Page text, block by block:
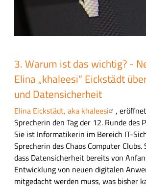
3. Warum ist das wichtig? -
Elina „khaleesi“ Eickstädt
und Datensicherheit
Elina Eickstädt, aka khaleesi
,
Sprecherin den Tag der 12. Runde des
Sie ist Informatikerin im Bereich IT-
Sprecherin des Chaos Computer Clubs.
dass Datensicherheit bereits von
Entwicklung von neuen digitalen
mitgedacht werden muss, was bisher